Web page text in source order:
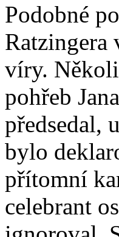
Podobné
Ratzingera
víry.
pohřeb
předsedal,
bylo
přítomní
celebrant